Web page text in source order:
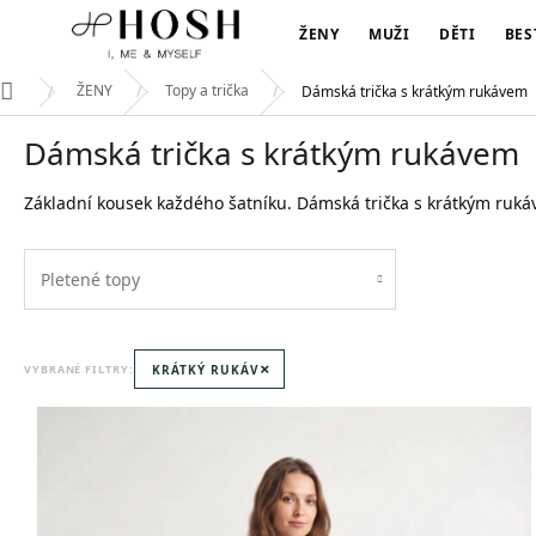
ŽENY MUŽI DĚTI
Domů ŽENY Topy a trička Dámská trička s krátkým rukávem
Dámská trička s krátkým rukávem
Základní kousek každého šatníku. Dámská trička s krátkým
Pletené topy
VYBRANÉ FILTRY: KRÁTKÝ RUKÁV×